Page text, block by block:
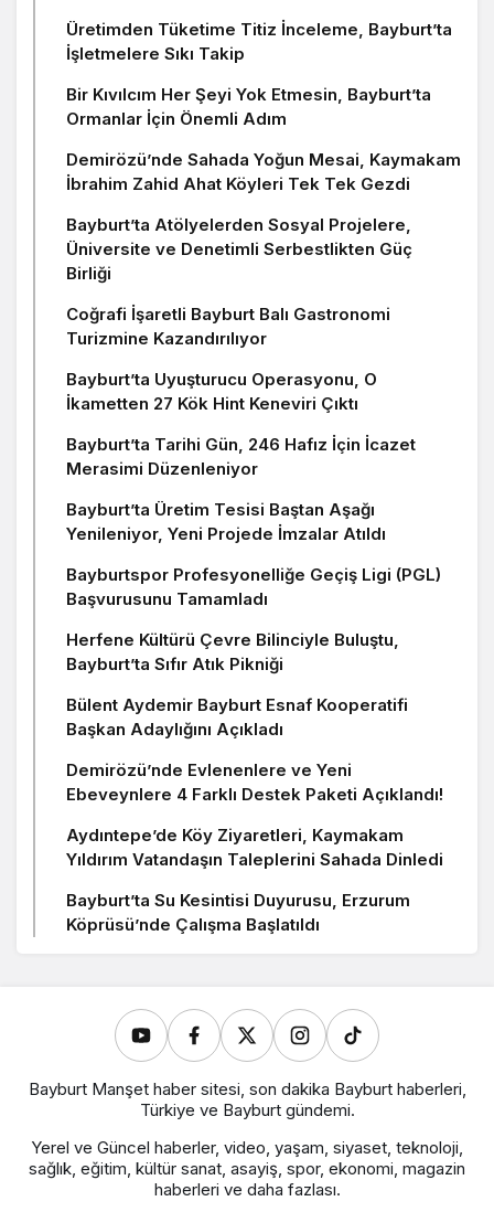
Üretimden Tüketime Titiz İnceleme, Bayburt’ta
İşletmelere Sıkı Takip
Bir Kıvılcım Her Şeyi Yok Etmesin, Bayburt’ta
Ormanlar İçin Önemli Adım
Demirözü’nde Sahada Yoğun Mesai, Kaymakam
İbrahim Zahid Ahat Köyleri Tek Tek Gezdi
Bayburt’ta Atölyelerden Sosyal Projelere,
Üniversite ve Denetimli Serbestlikten Güç
Birliği
Coğrafi İşaretli Bayburt Balı Gastronomi
Turizmine Kazandırılıyor
Bayburt’ta Uyuşturucu Operasyonu, O
İkametten 27 Kök Hint Keneviri Çıktı
Bayburt’ta Tarihi Gün, 246 Hafız İçin İcazet
Merasimi Düzenleniyor
Bayburt’ta Üretim Tesisi Baştan Aşağı
Yenileniyor, Yeni Projede İmzalar Atıldı
Bayburtspor Profesyonelliğe Geçiş Ligi (PGL)
Başvurusunu Tamamladı
Herfene Kültürü Çevre Bilinciyle Buluştu,
Bayburt’ta Sıfır Atık Pikniği
Bülent Aydemir Bayburt Esnaf Kooperatifi
Başkan Adaylığını Açıkladı
Demirözü’nde Evlenenlere ve Yeni
Ebeveynlere 4 Farklı Destek Paketi Açıklandı!
Aydıntepe’de Köy Ziyaretleri, Kaymakam
Yıldırım Vatandaşın Taleplerini Sahada Dinledi
Bayburt’ta Su Kesintisi Duyurusu, Erzurum
Köprüsü’nde Çalışma Başlatıldı
Bayburt Manşet haber sitesi, son dakika Bayburt haberleri,
Türkiye ve Bayburt gündemi.
Yerel ve Güncel haberler, video, yaşam, siyaset, teknoloji,
sağlık, eğitim, kültür sanat, asayiş, spor, ekonomi, magazin
haberleri ve daha fazlası.